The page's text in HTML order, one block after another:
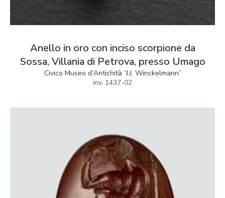
Anello in oro con inciso scorpione da
Sossa, Villania di Petrova, presso Umago
Civico Museo d'Antichità “J.J. Winckelmann”
inv. 1437-02